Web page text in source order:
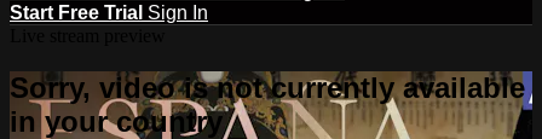
Start Free Trial Sign In
Sorry, video is not currently available
in your country